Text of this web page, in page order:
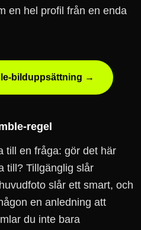
en hel profil från en enda
bilduppsättning →
regel
till en fråga: gör det här
till? Tillgänglig slår
slår ett smart, och
en anledning att
du inte bara